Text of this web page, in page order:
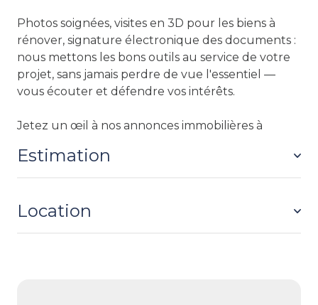
Photos soignées, visites en 3D pour les biens à
rénover, signature électronique des documents :
nous mettons les bons outils au service de votre
projet, sans jamais perdre de vue l'essentiel —
vous écouter et défendre vos intérêts.
Jetez un œil à nos annonces immobilières à
prochain chez-vous.
Estimation
Avant de vendre, de louer, ou simplement par
Location